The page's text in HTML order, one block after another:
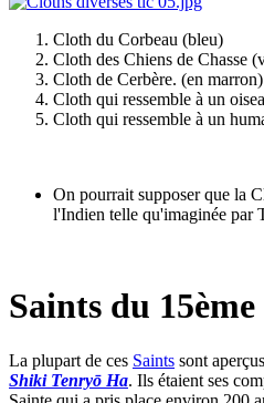
Cloth du Corbeau (bleu)
Cloth des Chiens de Chasse
Cloth de Cerbère. (en marron)
Cloth qui ressemble à un
Cloth qui ressemble à un
On pourrait supposer que la
l'Indien telle qu'imaginée par
Saints du 15ème
La plupart de ces Saints sont
Shiki Tenryō Ha. Ils étaient ses